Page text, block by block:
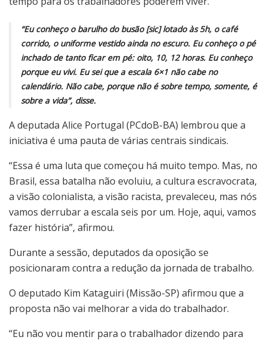
“Eu conheço o barulho do busão [sic] lotado às 5h, o café
corrido, o uniforme vestido ainda no escuro. Eu conheço o pé
inchado de tanto ficar em pé: oito, 10, 12 horas. Eu conheço
porque eu vivi. Eu sei que a escala 6×1 não cabe no
calendário. Não cabe, porque não é sobre tempo, somente, é
sobre a vida”, disse.
A deputada Alice Portugal (PCdoB-BA) lembrou que a
iniciativa é uma pauta de várias centrais sindicais.
“Essa é uma luta que começou há muito tempo. Mas, no
Brasil, essa batalha não evoluiu, a cultura escravocrata,
a visão colonialista, a visão racista, prevaleceu, mas nós
vamos derrubar a escala seis por um. Hoje, aqui, vamos
fazer história”, afirmou.
Durante a sessão, deputados da oposição se
posicionaram contra a redução da jornada de trabalho.
O deputado Kim Kataguiri (Missão-SP) afirmou que a
proposta não vai melhorar a vida do trabalhador.
“Eu não vou mentir para o trabalhador dizendo para